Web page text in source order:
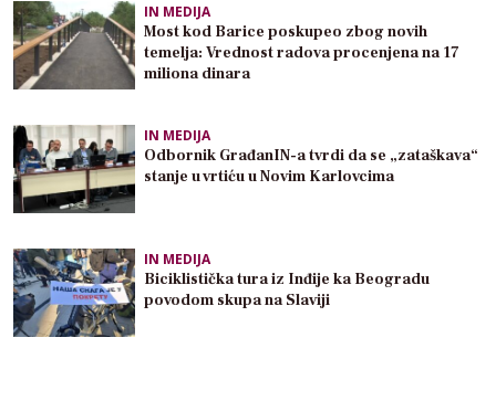
IN MEDIJA
Most kod Barice poskupeo zbog novih
temelja: Vrednost radova procenjena na 17
miliona dinara
IN MEDIJA
Odbornik GrađanIN-a tvrdi da se „zataškava“
stanje u vrtiću u Novim Karlovcima
IN MEDIJA
Biciklistička tura iz Inđije ka Beogradu
povodom skupa na Slaviji